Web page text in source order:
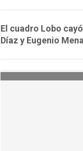
El cuadro Lobo
Díaz y Eugenio